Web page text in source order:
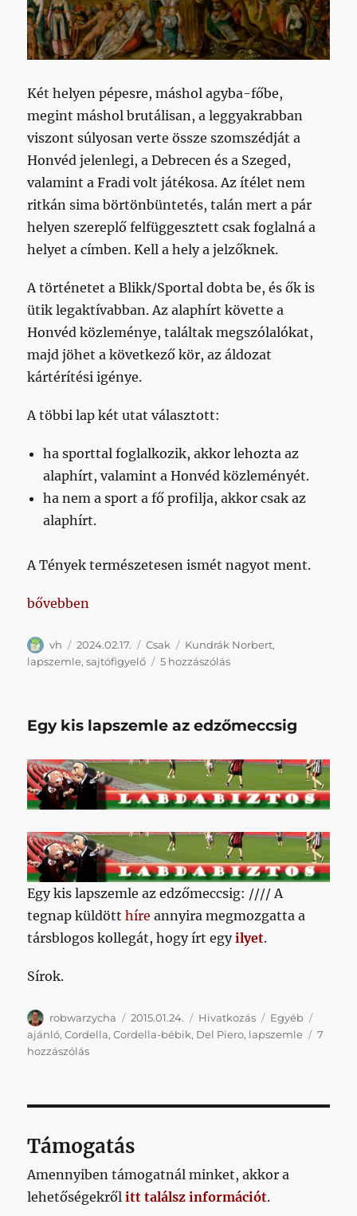
Két helyen pépesre, máshol agyba-főbe,
megint máshol brutálisan, a leggyakrabban
viszont súlyosan verte össze szomszédját a
Honvéd jelenlegi, a Debrecen és a Szeged,
valamint a Fradi volt játékosa. Az ítélet nem
ritkán sima börtönbüntetés, talán mert a pár
helyen szereplő felfüggesztett csak foglalná a
helyet a címben. Kell a hely a jelzőknek.
A történetet a Blikk/Sportal dobta be, és ők is
ütik legaktívabban. Az alaphírt követte a
Honvéd közleménye, találtak megszólalókat,
majd jöhet a következő kör, az áldozat
kártérítési igénye.
A többi lap két utat választott:
ha sporttal foglalkozik, akkor lehozta az
alaphírt, valamint a Honvéd közleményét.
ha nem a sport a fő profilja, akkor csak az
alaphírt.
A Tények természetesen ismét nagyot ment.
„Nesztek, itt vannak az online sajtó főcímei,
bővebben
Szerző
vh Közzétéve
2024.02.17. Kategória
Csak Címke
Kundrák Norbert,
lapszemle,sajtófigyelő 5 hozzászólásNesztek,
online
főcímei,
amiből
a
lakosságnak
kéne
a
Kundrák-
ügyben
című
Egy kis lapszemle az edzőmeccsig
Egy kis lapszemle az edzőmeccsig: //// A
tegnap küldötthíre annyira megmozgatta a
társblogos kollegát, hogy írt egyilyet.
Sírok.
Szerző
robwarzycha Közzétéve
2015.01.24. Forma
Hivatkozás Kategória
Egyéb
ajánló,Cordella,Cordella-bébik, Del Piero, lapszemle
7
hozzászólásEgy
bejegyzéshez
Támogatás
Amennyiben támogatnál minket, akkor a
lehetőségekrőlitt találsz információt.